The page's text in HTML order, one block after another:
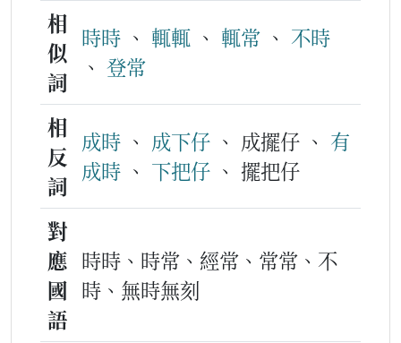
相
似
詞
時時 、 輒輒 、 輒常 、 不時
、 登常
相
反
詞
成時 、 成下仔 、 成擺仔 、 有
成時 、 下把仔 、 擺把仔
對
應
國
語
時時、時常、經常、常常、不
時、無時無刻